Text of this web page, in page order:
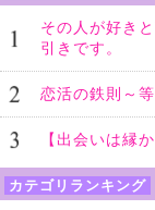
その人が好き
引きです。
恋活の鉄則～
【出会いは縁
カテゴリランキング